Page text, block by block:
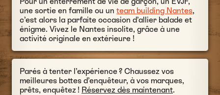
une sortie en famille ou un team building Nantes,
c’est alors la parfaite occasion d’allier balade et
énigme. Vivez le Nantes insolite, grâce à une
activité originale en extérieure !
Parés à tenter l’expérience ? Chaussez vos
meilleures bottes d’enquêteur, à vos marques,
prêts, enquêtez ! Réservez dès maintenant.